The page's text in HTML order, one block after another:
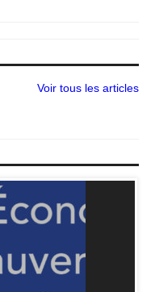
Voir tous les articles